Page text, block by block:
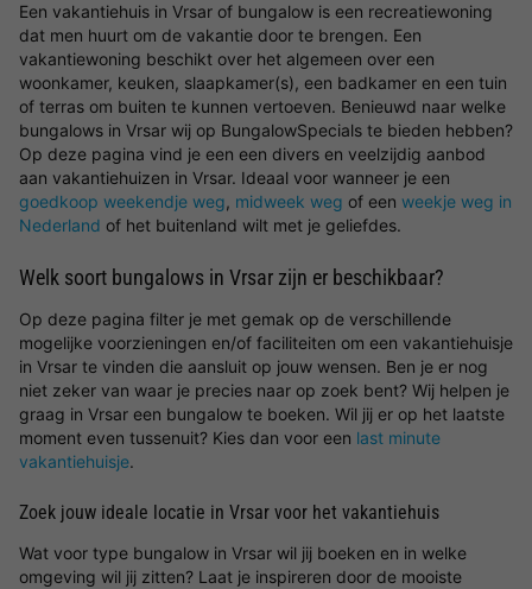
Een vakantiehuis in Vrsar of bungalow is een recreatiewoning
dat men huurt om de vakantie door te brengen. Een
vakantiewoning beschikt over het algemeen over een
woonkamer, keuken, slaapkamer(s), een badkamer en een tuin
of terras om buiten te kunnen vertoeven. Benieuwd naar welke
bungalows in Vrsar wij op BungalowSpecials te bieden hebben?
Op deze pagina vind je een een divers en veelzijdig aanbod
aan vakantiehuizen in Vrsar. Ideaal voor wanneer je een
goedkoop weekendje weg, midweek weg of een weekje weg in
Nederland of het buitenland wilt met je geliefdes.
Welk soort bungalows in Vrsar zijn er beschikbaar?
Op deze pagina filter je met gemak op de verschillende
mogelijke voorzieningen en/of faciliteiten om een vakantiehuisje
in Vrsar te vinden die aansluit op jouw wensen. Ben je er nog
niet zeker van waar je precies naar op zoek bent? Wij helpen je
graag in Vrsar een bungalow te boeken. Wil jij er op het laatste
moment even tussenuit? Kies dan voor een last minute
vakantiehuisje.
Zoek jouw ideale locatie in Vrsar voor het vakantiehuis
Wat voor type bungalow in Vrsar wil jij boeken en in welke
omgeving wil jij zitten? Laat je inspireren door de mooiste